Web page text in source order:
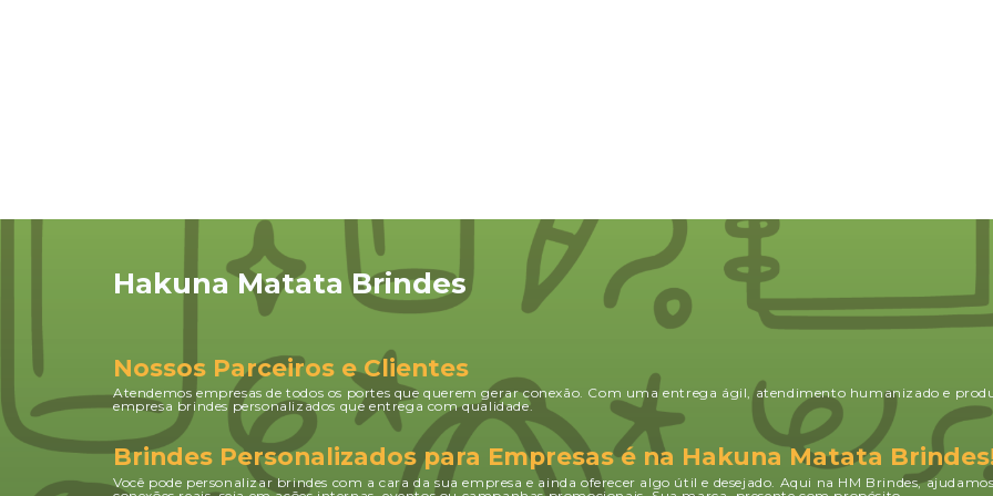
Hakuna Matata Brindes
Nossos Parceiros e Clientes
Atendemos empresas de todos os portes que querem gerar conexão. Com uma entrega ágil, atendimento humanizado e
empresa brindes personalizados que entrega com qualidade.
Brindes Personalizados para Empresas é na Hakuna Matata
Você pode personalizar brindes com a cara da sua empresa e ainda oferecer algo útil e desejado. Aqui na HM Brindes,